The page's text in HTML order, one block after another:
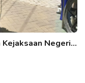
Negeri…